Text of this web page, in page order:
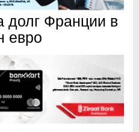
долг Франции в
евро